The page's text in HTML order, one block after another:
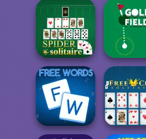
Duck Hunter Tripeaks
Spider Solitaire Golf